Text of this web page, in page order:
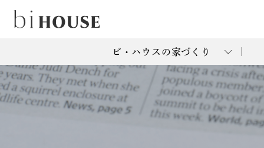
ビ・ハウスの家づくり